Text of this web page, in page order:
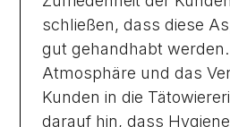
schließen, dass diese
gut gehandhabt werden.
Atmosphäre und das
Kunden in die
darauf hin, dass